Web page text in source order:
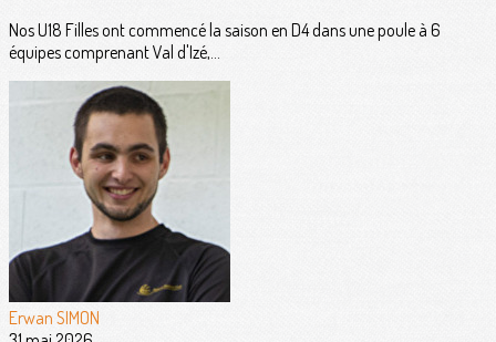
Nos U18 Filles ont commencé la saison en D4 dans une poule à 6
équipes comprenant Val d'Izé,...
Erwan SIMON